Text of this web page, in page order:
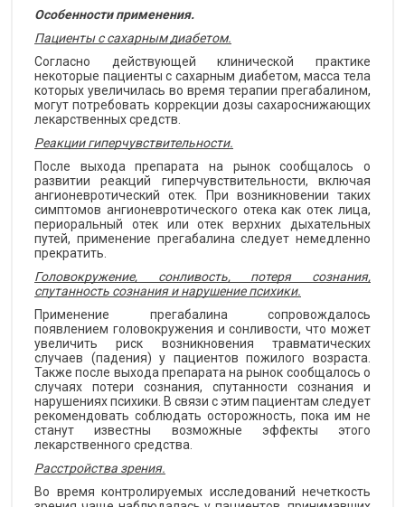
Особенности применения.
Пациенты с сахарным диабетом.
Согласно действующей клинической практике
некоторые пациенты с сахарным диабетом, масса тела
которых увеличилась во время терапии прегабалином,
могут потребовать коррекции дозы сахароснижающих
лекарственных средств.
Реакции гиперчувствительности.
После выхода препарата на рынок сообщалось о
развитии реакций гиперчувствительности, включая
ангионевротический отек. При возникновении таких
симптомов ангионевротического отека как отек лица,
периоральный отек или отек верхних дыхательных
путей, применение прегабалина следует немедленно
прекратить.
Головокружение, сонливость, потеря сознания,
спутанность сознания и нарушение психики.
Применение прегабалина сопровождалось
появлением головокружения и сонливости, что может
увеличить риск возникновения травматических
случаев (падения) у пациентов пожилого возраста.
Также после выхода препарата на рынок сообщалось о
случаях потери сознания, спутанности сознания и
нарушениях психики. В связи с этим пациентам следует
рекомендовать соблюдать осторожность, пока им не
станут известны возможные эффекты этого
лекарственного средства.
Расстройства зрения.
Во время контролируемых исследований нечеткость